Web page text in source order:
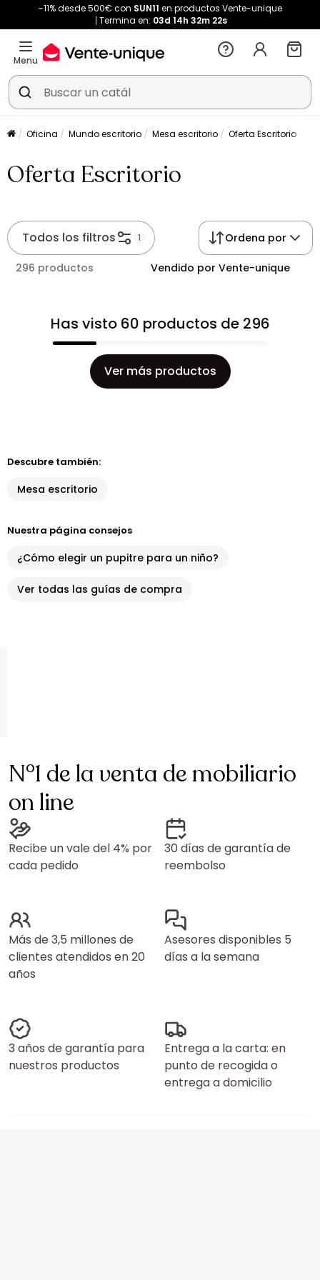
-11% desde 500€ con SUN11 en productos Vente-unique
Termina en: 03d 14h 32m 22s
Menu
Oficina Mundo escritorio Mesa escritorio Oferta Escritorio
Oferta Escritorio
Todos los filtros 1 Ordena por
296 productos Vendido por Vente-unique
Has visto 60 productos de 296
Ver más productos
Descubre también:
Mesa escritorio
Nuestra página consejos
¿Cómo elegir un pupitre para un niño?
Ver todas las guías de compra
N°1 de la venta de mobiliario
on line
Recibe un vale del 4% por
cada pedido
30 días de garantía de
reembolso
Más de 3,5 millones de
clientes atendidos en 20
años
Asesores disponibles 5
días a la semana
3 años de garantía para
nuestros productos
Entrega a la carta: en
punto de recogida o
entrega a domicilio